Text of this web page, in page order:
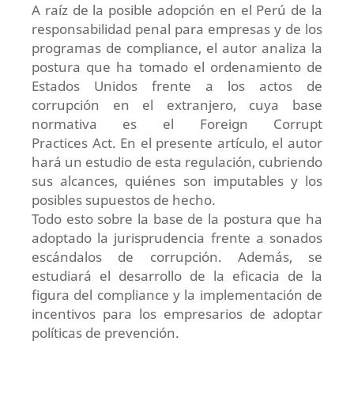
A raíz de la posible adopción en el Perú de la
responsabilidad penal para empresas y de los
programas de compliance, el autor analiza la
postura que ha tomado el ordenamiento de
Estados Unidos frente a los actos de
corrupción en el extranjero, cuya base
normativa es el Foreign Corrupt
Practices Act. En el presente artículo, el autor
hará un estudio de esta regulación, cubriendo
sus alcances, quiénes son imputables y los
posibles supuestos de hecho.
Todo esto sobre la base de la postura que ha
adoptado la jurisprudencia frente a sonados
escándalos de corrupción. Además, se
estudiará el desarrollo de la eficacia de la
figura del compliance y la implementación de
incentivos para los empresarios de adoptar
políticas de prevención.